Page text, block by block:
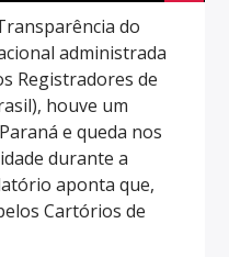
do
administrada
Registradores de
houve um
e queda nos
durante a
aponta que,
Cartórios de